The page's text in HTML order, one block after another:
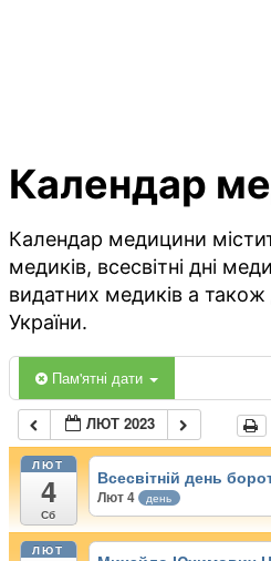
Календар
Календар медицини
медиків, всесвітні дні
видатних медиків а також
України.
Пам'ятні дати
ЛЮТ 2023
ЛЮТ
4
Сб
Всесвітній день
Лют 4 день
ЛЮТ